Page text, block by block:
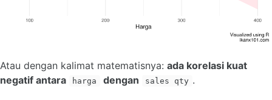
Atau dengan kalimat matematisnya: ada korelasi kuat
negatif antara
harga dengan sales qty .